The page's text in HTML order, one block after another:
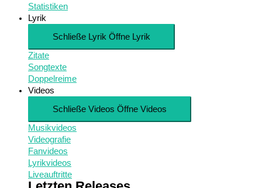
Statistiken
Lyrik
Schließe Lyrik Öffne Lyrik
Zitate
Songtexte
Doppelreime
Videos
Schließe Videos Öffne Videos
Musikvideos
Videografie
Fanvideos
Lyrikvideos
Liveauftritte